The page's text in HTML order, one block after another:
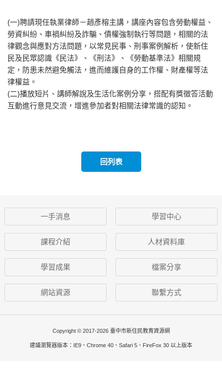
(一)聘請現任執業律師－趙彥榕主講，講座內容包含勞動權益、
勞資糾紛、車禍糾紛及詐騙、債權強制執行等問題，相關的法
律觀念與應對方法問題，以常見民事、刑事案例解析，使新住
民及民眾認識《民法》、《刑法》、《勞動基準法》相關規
定，防患未然避免觸法，進而維護自身的工作權、財產權等法
律權益。
(二)播放短片、講師解說及生活化案例分享，搭配有獎徵答活動
互動進行意見交流，增進參加者對相關法律常識的認知。
回列表
一手消息 學習中心
課程介紹 人材資料庫
學習成果 檔案分享
網站資源 聯繫方式
Copyright © 2017-2026 臺中市新住民教育資源網
建議瀏覽器版本：IE9、Chrome 40、Safari 5、FireFox 30 以上版本